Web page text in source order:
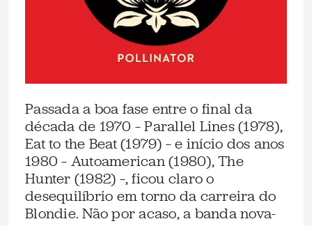
Passada a boa fase entre o final da
década de 1970 – Parallel Lines (1978),
Eat to the Beat (1979) – e início dos anos
1980 – Autoamerican (1980), The
Hunter (1982) –, ficou claro o
desequilíbrio em torno da carreira do
Blondie. Não por acaso, a banda nova-